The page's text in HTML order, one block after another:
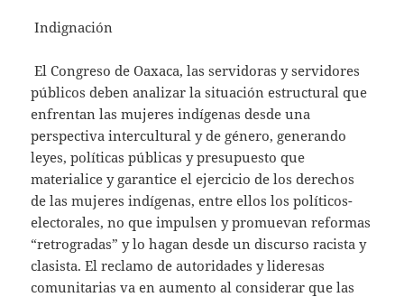
Indignación
El Congreso de Oaxaca, las servidoras y servidores
públicos deben analizar la situación estructural que
enfrentan las mujeres indígenas desde una
perspectiva intercultural y de género, generando
leyes, políticas públicas y presupuesto que
materialice y garantice el ejercicio de los derechos
de las mujeres indígenas, entre ellos los políticos-
electorales, no que impulsen y promuevan reformas
“retrogradas” y lo hagan desde un discurso racista y
clasista. El reclamo de autoridades y lideresas
comunitarias va en aumento al considerar que las